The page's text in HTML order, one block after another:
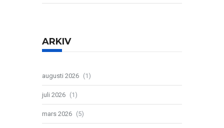
ARKIV
augusti 2026 (1)
juli 2026 (1)
mars 2026 (5)